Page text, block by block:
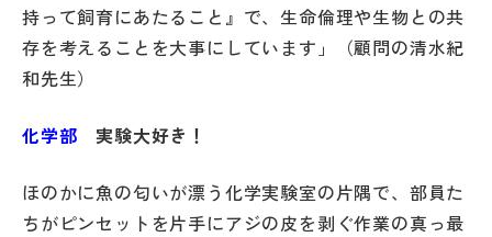
持って飼育にあたること』で、生命倫理や生物との共
存を考えることを大事にしています」（顧問の清水紀
和先生）
化学部 実験大好き！
ほのかに魚の匂いが漂う化学実験室の片隅で、部員た
ちがピンセットを片手にアジの皮を剥ぐ作業の真っ最